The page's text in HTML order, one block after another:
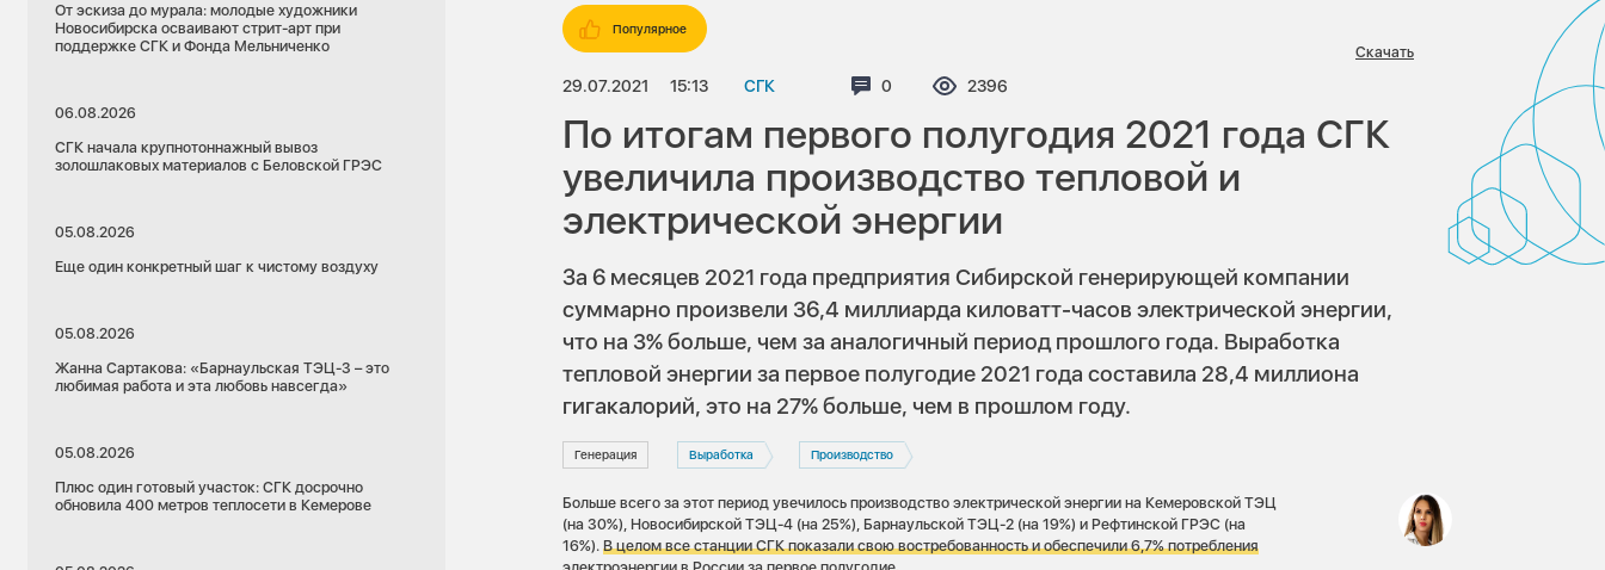
От эскиза до мурала: молодые художники
Новосибирска осваивают стрит-арт при
поддержке СГК и Фонда Мельниченко
06.08.2026
СГК начала крупнотоннажный вывоз
золошлаковых материалов с Беловской ГРЭС
05.08.2026
Еще один конкретный шаг к чистому воздуху
05.08.2026
Жанна Сартакова: «Барнаульская ТЭЦ-3 – это
любимая работа и эта любовь навсегда»
05.08.2026
Плюс один готовый участок: СГК досрочно
обновила 400 метров теплосети в Кемерове
Популярное
29.07.2021 15:13 СГК Комментариев:
0 Просмотров:
2396
Скачать
По итогам первого полугодия 2021 года СГК
увеличила производство тепловой и
электрической энергии
За 6 месяцев 2021 года предприятия Сибирской генерирующей компании
суммарно произвели 36,4 миллиарда киловатт-часов электрической энергии,
что на 3% больше, чем за аналогичный период прошлого года. Выработка
тепловой энергии за первое полугодие 2021 года составила 28,4 миллиона
гигакалорий, это на 27% больше, чем в прошлом году.
Генерация Выработка Производство
Больше всего за этот период увечилось производство электрической энергии на Кемеровской ТЭЦ
(на 30%), Новосибирской ТЭЦ-4 (на 25%), Барнаульской ТЭЦ-2 (на 19%) и Рефтинской ГРЭС (на
16%).В целом все станции СГК показали свою востребованность и обеспечили 6,7% потребления